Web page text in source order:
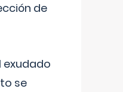
de
exudado
se